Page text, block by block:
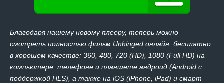
Благодаря нашему новому плееру, теперь можно
смотреть полностью фильм Unhinged онлайн, бесплатно
в хорошем качестве: 360, 480, 720 (HD), 1080 (Full HD) на
компьютере, телефоне и планшете андроид (Android с
поддержкой HLS), а также на iOS (iPhone, iPad) и смарт